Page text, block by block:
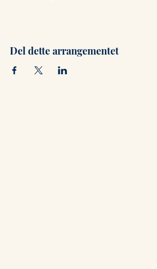
Del dette arrangementet